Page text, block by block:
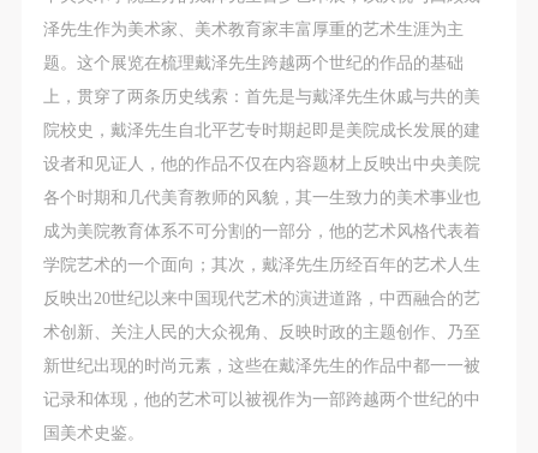
泽先生作为美术家、美术教育家丰富厚重的艺术生涯为主
题。这个展览在梳理戴泽先生跨越两个世纪的作品的基础
上，贯穿了两条历史线索：首先是与戴泽先生休戚与共的美
院校史，戴泽先生自北平艺专时期起即是美院成长发展的建
设者和见证人，他的作品不仅在内容题材上反映出中央美院
各个时期和几代美育教师的风貌，其一生致力的美术事业也
成为美院教育体系不可分割的一部分，他的艺术风格代表着
学院艺术的一个面向；其次，戴泽先生历经百年的艺术人生
反映出20世纪以来中国现代艺术的演进道路，中西融合的艺
术创新、关注人民的大众视角、反映时政的主题创作、乃至
新世纪出现的时尚元素，这些在戴泽先生的作品中都一一被
记录和体现，他的艺术可以被视作为一部跨越两个世纪的中
国美术史鉴。
事故的任何责任，但有互相援助的义务。参加活动的
成员应当积极主动的组织实施救援工作，但对事故本
身不承担任何法律责任和经济责任。参加本次活动者
的人身安全不负有民事及相关连带责任。
第五条
参加活动者在此次活动期间应主动遵守美术馆活动秩
序、维护美术馆场地及展示、展览、馆藏艺术作品及
衍生品的安全。活动中一旦因个人原因造成美术馆场
地、空间、艺术品、衍生品等受到不同程度的损失、
破坏。活动中任何非事故当事人及美术馆将不承担相
应的责任与损失，应由参与活动者根据相应的法律条
文、组织规定进行协商和赔偿。并追究相应的法律责
任和经济责任。
事故的任何责任，但有互相援助的义务。参加活动的
成员应当积极主动的组织实施救援工作，但对事故本
身不承担任何法律责任和经济责任。参加本次活动者
的人身安全不负有民事及相关连带责任。
第五条
参加活动者在此次活动期间应主动遵守美术馆活动秩
序、维护美术馆场地及展示、展览、馆藏艺术作品及
衍生品的安全。活动中一旦因个人原因造成美术馆场
地、空间、艺术品、衍生品等受到不同程度的损失、
破坏。活动中任何非事故当事人及美术馆将不承担相
应的责任与损失，应由参与活动者根据相应的法律条
文、组织规定进行协商和赔偿。并追究相应的法律责
任和经济责任。
事故的任何责任，但有互相援助的义务。参加活动的
成员应当积极主动的组织实施救援工作，但对事故本
身不承担任何法律责任和经济责任。参加本次活动者
的人身安全不负有民事及相关连带责任。
第五条
参加活动者在此次活动期间应主动遵守美术馆活动秩
序、维护美术馆场地及展示、展览、馆藏艺术作品及
衍生品的安全。活动中一旦因个人原因造成美术馆场
地、空间、艺术品、衍生品等受到不同程度的损失、
破坏。活动中任何非事故当事人及美术馆将不承担相
应的责任与损失，应由参与活动者根据相应的法律条
文、组织规定进行协商和赔偿。并追究相应的法律责
任和经济责任。